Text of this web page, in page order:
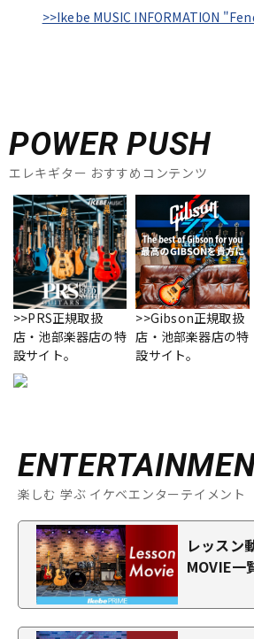
>>Ikebe MUSIC INFORMATION
POWER PUSH
エレキギター おすすめコンテンツ
>>PRS正規取扱
店・池部楽器店の特
設サイト。
>>Gibson正規取扱
店・池部楽器店の特
設サイト。
楽しむ 学ぶ イケベエンターテイメント
レッスン
MOVIE一